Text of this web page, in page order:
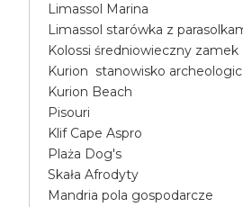
Limassol Marina
Limassol starówka z
Kolossi średniowieczny zamek
Kurion stanowisko
Kurion Beach
Pisouri
Klif Cape Aspro
Plaża Dog's
Skała Afrodyty
Mandria pola gospodarcze